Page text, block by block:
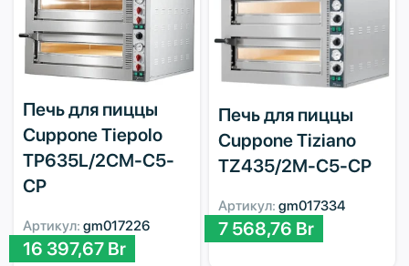
Печь для пиццы
Cuppone Tiepolo
TP635L/2CM-C5-
CP
Артикул: gm017226
16 397,67 Br
Печь для пиццы
Cuppone Tiziano
TZ435/2M-C5-CP
Артикул: gm017334
7 568,76 Br